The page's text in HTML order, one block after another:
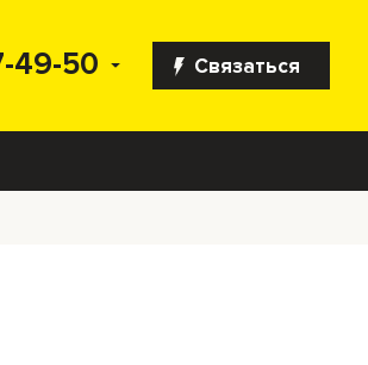
Связаться
49-50